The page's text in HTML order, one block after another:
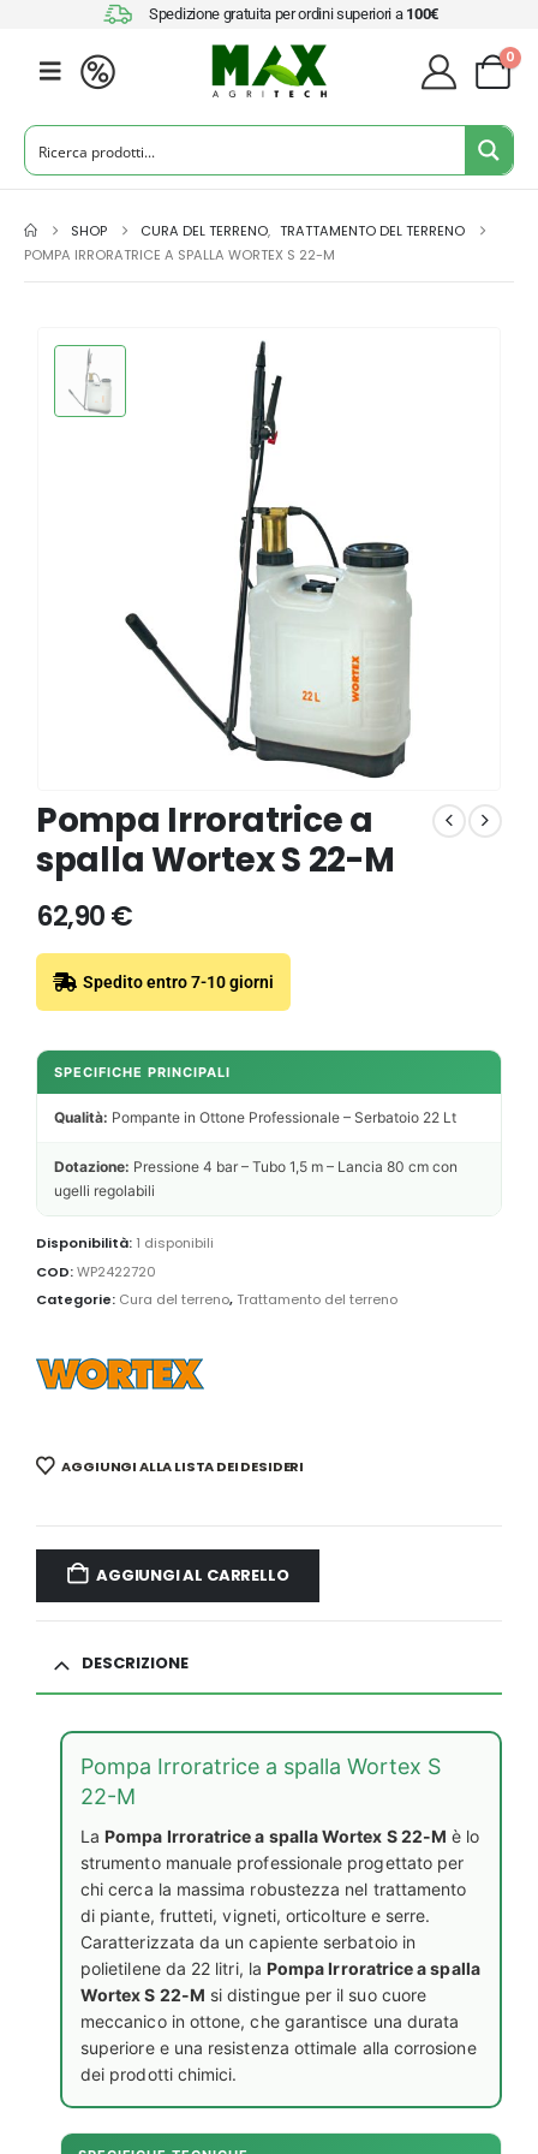
Spedizione gratuita per ordini superiori a 100€
0
SHOP CURA DEL TERRENO, TRATTAMENTO DEL TERRENO
POMPA IRRORATRICE A SPALLA WORTEX S 22-M
Pompa Irroratrice a
spalla Wortex S 22-M
62,90€
Spedito entro 7-10 giorni
SPECIFICHE PRINCIPALI
Qualità: Pompante in Ottone Professionale – Serbatoio 22 Lt
Dotazione: Pressione 4 bar – Tubo 1,5 m – Lancia 80 cm con
ugelli regolabili
Disponibilità: 1 disponibili
COD:WP2422720
Categorie: Cura del terreno,Trattamento del terreno
AGGIUNGI ALLA LISTA DEI DESIDERI
AGGIUNGI AL CARRELLO
DESCRIZIONE
Pompa Irroratrice a spalla Wortex S
22-M
LaPompa Irroratrice a spalla Wortex S 22-M è lo
strumento manuale professionale progettato per
chi cerca la massima robustezza nel trattamento
di piante, frutteti, vigneti, orticolture e serre.
Caratterizzata da un capiente serbatoio in
polietilene da 22 litri, la Pompa Irroratrice a spalla
Wortex S 22-M si distingue per il suo cuore
meccanico in ottone, che garantisce una durata
superiore e una resistenza ottimale alla corrosione
dei prodotti chimici.